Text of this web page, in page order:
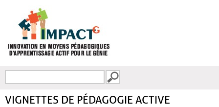
FORMULAIRE DE
VIGNETTES DE PÉDAGOGIE ACTIVE